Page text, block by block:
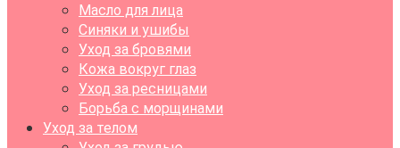
Масло для лица
Синяки и ушибы
Уход за бровями
Кожа вокруг глаз
Уход за ресницами
Борьба с морщинами
Уход за телом